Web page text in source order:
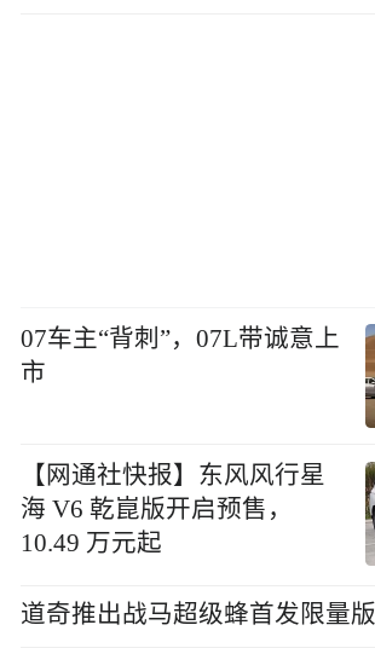
07车主“背刺”，07L带诚意上
市
【网通社快报】东风风行星
海 V6 乾崑版开启预售，
10.49 万元起
道奇推出战马超级蜂首发限量版